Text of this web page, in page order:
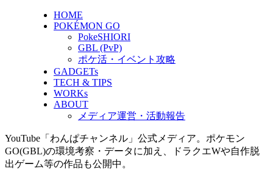
HOME
POKÉMON GO
PokeSHIORI
GBL (PvP)
ポケ活・イベント攻略
GADGETs
TECH & TIPS
WORKs
ABOUT
メディア運営・活動報告
YouTube「わんぱチャンネル」公式メディア。ポケモン
GO(GBL)の環境考察・データに加え、ドラクエWや自作脱
出ゲーム等の作品も公開中。